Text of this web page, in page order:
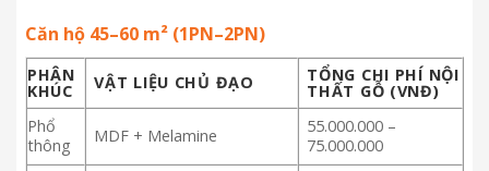
Căn hộ 45–60 m² (1PN–2PN)
PHÂN
KHÚC VẬT LIỆU CHỦ ĐẠO TỔNG CHI PHÍ NỘI
THẤT GỖ (VNĐ)
Phổ
thông
MDF + Melamine
55.000.000 –
75.000.000